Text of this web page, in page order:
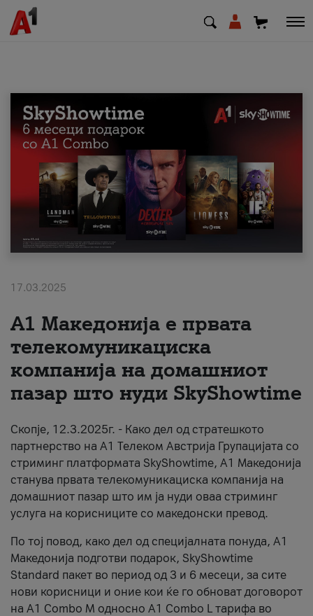
EN SQ
Приватни Деловни
Поддршка
Надополни кредит
#ПодобарОнлајн
17.03.2025
А1 Македонија е првата
телекомуникациска
компанија на домашниот
пазар што нуди SkyShowtime
Скопје, 12.3.2025г. - Како дел од стратешкото
партнерство на А1 Телеком Австрија Групацијата со
стриминг платформата SkyShowtime, А1 Македонија
станува првата телекомуникациска компанија на
домашниот пазар што им ја нуди оваа стриминг
услуга на корисниците со македонски превод.
По тој повод, како дел од специјалната понуда, А1
Македонија подготви подарок, SkyShowtime
Standard пакет во период од 3 и 6 месеци, за сите
нови корисници и оние кои ќе го обноват договорот
на А1 Combo M односно А1 Combo L тарифа во